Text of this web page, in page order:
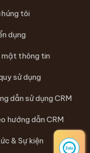
tôi
dụng
mật thông tin
sử dụng
dẫn sử dụng CRM
hướng dẫn CRM
& Sự kiện